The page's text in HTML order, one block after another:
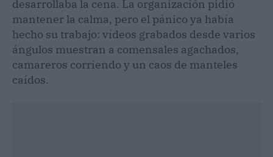
desarrollaba la cena. La organización pidió
mantener la calma, pero el pánico ya había
hecho su trabajo: vídeos grabados desde varios
ángulos muestran a comensales agachados,
camareros corriendo y un caos de manteles
caídos.